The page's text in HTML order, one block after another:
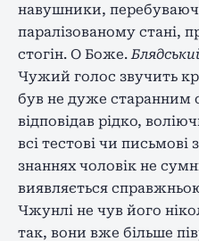
навушники,
паралізованому стані,
стогін. О Боже.
Чужий голос звучить
був не дуже старанним
відповідав рідко,
всі тестові чи
знаннях чоловік не
виявляється
Чжунлі не чув його
так, вони вже більше